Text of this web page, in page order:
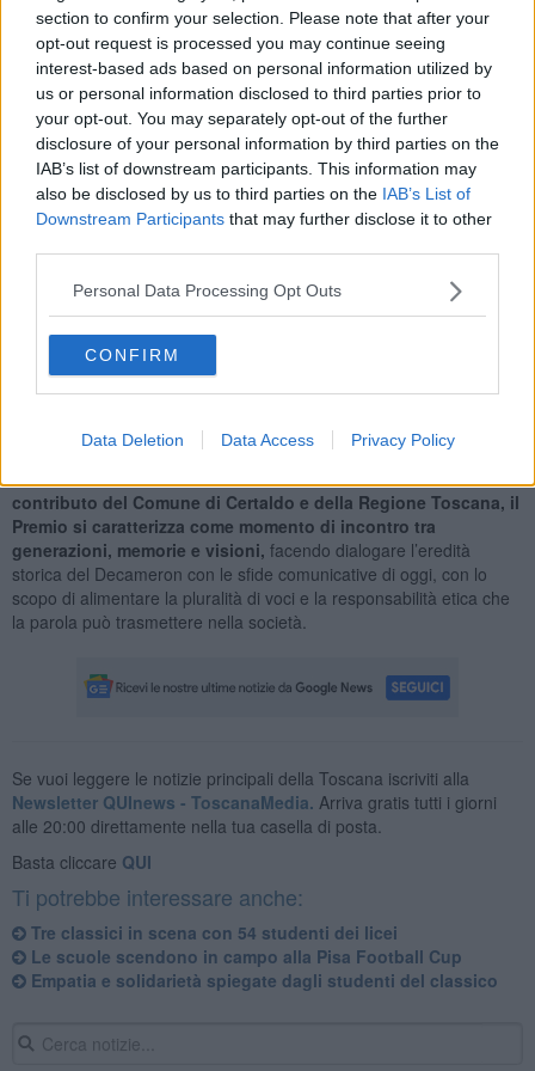
section to confirm your selection. Please note that after your
opt-out request is processed you may continue seeing
interest-based ads based on personal information utilized by
us or personal information disclosed to third parties prior to
your opt-out. You may separately opt-out of the further
disclosure of your personal information by third parties on the
IAB’s list of downstream participants. This information may
also be disclosed by us to third parties on the IAB’s List of
Downstream Participants that may further disclose it to other
Personal Data Processing Opt Outs
CONFIRM
Data Deletion Data Access Privacy Policy
Massimo Giusti, studente del liceo classico XXV Aprile di
Pontedera .
Ha partecipato con il racconto “Novella di Michelangelo Fiorentino,
Chevin Livornese e Sebastiano Pisano“ e, a colpi di novelle, ha
sfidato, sul tema “L’ironia: scudo contro il buio o specchio della
realtà?“, gli oltre duecento studenti e studentesse liceali
provenienti da tutta Italia che si sono ritrovati nelSalone dei
Cinquecento a Firenze,alla presenza del presidente di giuria, lo
scrittore pisano Marco Malvaldi.
Tra i racconti segnalati, anche quelli di Amelia Bovoli e Eriola
Shehi, dello stesso liceo pontederese
Il Premio Letterario Giovanni Boccaccio nasce nel 1982 con
trecentesco, facendo della lettura, del racconto e del confronto
culturale strumenti di riflessione e di crescita civile.Promosso
contributo del Comune di Certaldo e della Regione Toscana, il
Premio si caratterizza come momento di incontro tra
generazioni, memorie e visioni, facendo dialogare l’eredità
storica del Decameron con le sfide comunicative di oggi, con lo
scopo di alimentare la pluralità di voci e la responsabilità etica che
la parola può trasmettere nella società.
Se vuoi leggere le notizie principali della Toscana iscriviti alla
Newsletter QUInews - ToscanaMedia. Arriva gratis tutti i giorni
alle 20:00 direttamente nella tua casella di posta.
Basta cliccare QUI
Ti potrebbe interessare anche:
Tre classici in scena con 54 studenti dei licei
Le scuole scendono in campo alla Pisa Football Cup
Empatia e solidarietà spiegate dagli studenti del classico